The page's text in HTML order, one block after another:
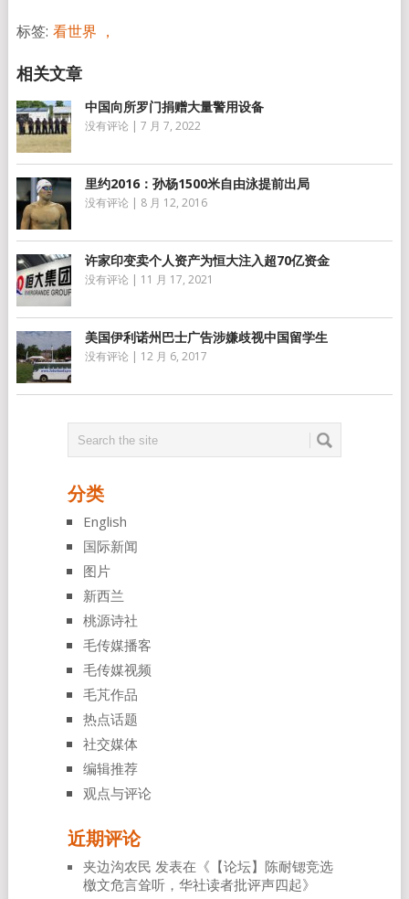
标签: 看世界 ，
中国向所罗门捐赠大量警用设备
没有评论 | 7 月 7, 2022
里约2016：孙杨1500米自由泳提前出局
没有评论 | 8 月 12, 2016
许家印变卖个人资产为恒大注入超70亿资金
没有评论 | 11 月 17, 2021
美国伊利诺州巴士广告涉嫌歧视中国留学生
没有评论 | 12 月 6, 2017
分类
English
国际新闻
图片
新西兰
桃源诗社
毛传媒播客
毛传媒视频
毛芃作品
热点话题
社交媒体
编辑推荐
观点与评论
近期评论
夹边沟农民 发表在《 【论坛】陈耐锶竞选
檄文危言耸听，华社读者批评声四起》